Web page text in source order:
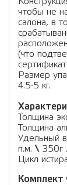
чтобы не
салона, в
(что
Размер
4.5-5 кг.
Толщина
Толщина
Удельный
п.м. \350г
Цикл
Комплект